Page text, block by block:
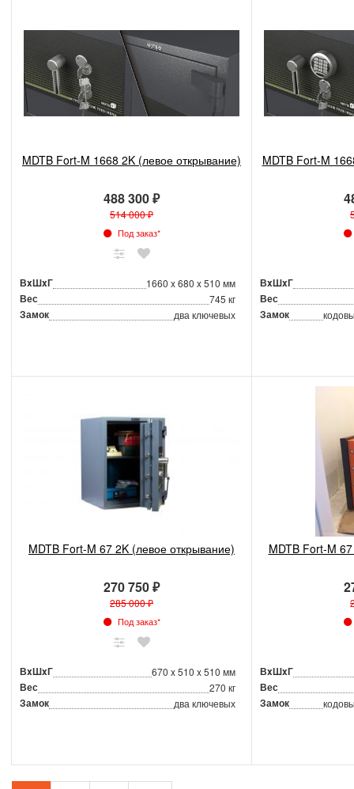
MDTB Fort-M 1668 2K (левое открывание)
488 300 ₽
514 000 ₽
Под заказ*
ВxШxГ 1660 x 680 x 510 мм
Вес 745 кг
Замок два ключевых
MDTB Fort-M
ВxШxГ
Вес
Замок
MDTB Fort-M 67 2K (левое открывание)
270 750 ₽
285 000 ₽
Под заказ*
ВxШxГ 670 x 510 x 510 мм
Вес 270 кг
Замок два ключевых
MDTB Fort-M
ВxШxГ
Вес
Замок